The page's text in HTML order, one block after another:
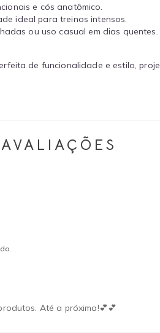
e cós anatômico.
ideal para treinos intensos.
ou uso casual em dias quentes.
de funcionalidade e estilo,
AVALIAÇÕES
Até a próxima!💕💕